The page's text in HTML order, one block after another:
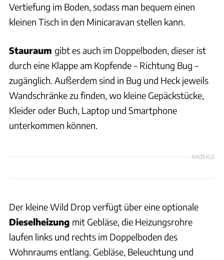
Vertiefung im Boden, sodass man bequem einen
kleinen Tisch in den Minicaravan stellen kann.
Stauraum gibt es auch im Doppelboden, dieser ist
durch eine Klappe am Kopfende – Richtung Bug –
zugänglich. Außerdem sind in Bug und Heck jeweils
Wandschränke zu finden, wo kleine Gepäckstücke,
Kleider oder Buch, Laptop und Smartphone
unterkommen können.
ANZEIGE
Der kleine Wild Drop verfügt über eine optionale
Dieselheizung mit Gebläse, die Heizungsrohre
laufen links und rechts im Doppelboden des
Wohnraums entlang. Gebläse, Beleuchtung und